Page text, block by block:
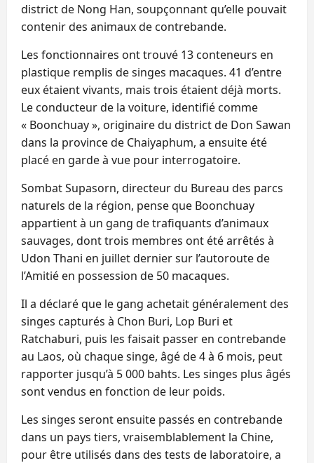
district de Nong Han, soupçonnant qu’elle pouvait
contenir des animaux de contrebande.
Les fonctionnaires ont trouvé 13 conteneurs en
plastique remplis de singes macaques. 41 d’entre
eux étaient vivants, mais trois étaient déjà morts.
Le conducteur de la voiture, identifié comme
« Boonchuay », originaire du district de Don Sawan
dans la province de Chaiyaphum, a ensuite été
placé en garde à vue pour interrogatoire.
Sombat Supasorn, directeur du Bureau des parcs
naturels de la région, pense que Boonchuay
appartient à un gang de trafiquants d’animaux
sauvages, dont trois membres ont été arrêtés à
Udon Thani en juillet dernier sur l’autoroute de
l’Amitié en possession de 50 macaques.
Il a déclaré que le gang achetait généralement des
singes capturés à Chon Buri, Lop Buri et
Ratchaburi, puis les faisait passer en contrebande
au Laos, où chaque singe, âgé de 4 à 6 mois, peut
rapporter jusqu’à 5 000 bahts. Les singes plus âgés
sont vendus en fonction de leur poids.
Les singes seront ensuite passés en contrebande
dans un pays tiers, vraisemblablement la Chine,
pour être utilisés dans des tests de laboratoire, a